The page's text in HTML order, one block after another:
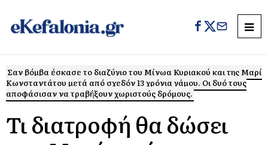
Σαν βόμβα έσκασε το διαζύγιο του Μίνωα Κυριακού και της Μαρί
Κωνσταντάτου μετά από σχεδόν 13 χρόνια γάμου. Οι δυό τους
αποφάσισαν να τραβήξουν χωριστούς δρόμους.
Τι διατροφή θα δώσει